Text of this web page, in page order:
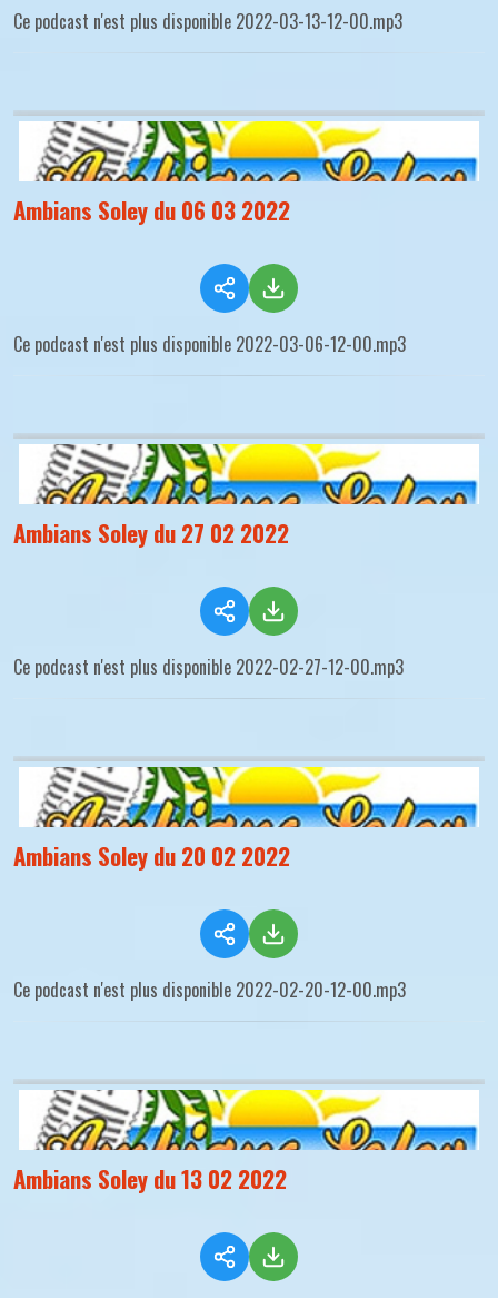
Ce podcast n'est plus disponible 2022-03-13-12-00.mp3
Ambians Soley du 06 03 2022
Ce podcast n'est plus disponible 2022-03-06-12-00.mp3
Ambians Soley du 27 02 2022
Ce podcast n'est plus disponible 2022-02-27-12-00.mp3
Ambians Soley du 20 02 2022
Ce podcast n'est plus disponible 2022-02-20-12-00.mp3
Ambians Soley du 13 02 2022